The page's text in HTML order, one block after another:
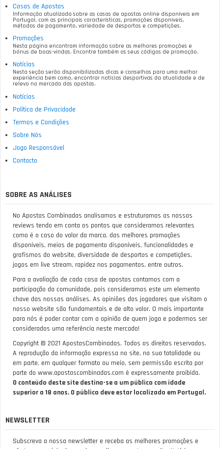
Casas de Apostas
Informação atualizada sobre as casas de apostas online disponíveis em
Portugal, com as principais características, promoções disponíveis,
métodos de pagamento, variedade de desportos e competições.
Promoções
Nesta página encontram informação sobre as melhores promoções e
bónus de boas-vindas. Encontre também os seus códigos de promoção.
Notícias
Nesta seção serão disponibilizadas dicas e conselhos para uma melhor
experiência bem como, encontrar notícias desportivas da atualidade e de
relevo no mercado das apostas.
Notícias
Política de Privacidade
Termos e Condições
Sobre Nós
Jogo Responsável
Contacto
SOBRE AS ANÁLISES
No Apostas Combinadas analisamos e estruturamos as nossas
reviews tendo em conta os pontos que consideramos relevantes
como é o caso do valor da marca, das melhores promoções
disponíveis, meios de pagamento disponíveis, funcionalidades e
grafismos do website, diversidade de desportos e competições,
jogos em live stream, rapidez nos pagamentos, entre outros.
Para a avaliação de cada casa de apostas contamos com a
participação da comunidade, pois consideramos este um elemento
chave das nossas análises. As opiniões dos jogadores que visitam o
nosso website são fundamentais e de alto valor. O mais importante
para nós é poder contar com a opinião de quem joga e podermos ser
considerados uma referência neste mercado!
Copyright © 2021 ApostasCombinadas. Todos os direitos reservados.
A reprodução da informação expressa no site, na sua totalidade ou
em parte, em qualquer formato ou meio, sem permissão escrita por
parte do www.apostascombinadas.com é expressamente proibida.
O conteúdo deste site destina-se a um público com idade
superior a 18 anos. O público deve estar localizado em Portugal.
NEWSLETTER
Subscreva a nossa newsletter e receba as melhores promoções e